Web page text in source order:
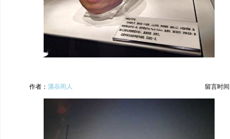
作者： 溪谷闲人 留言时间